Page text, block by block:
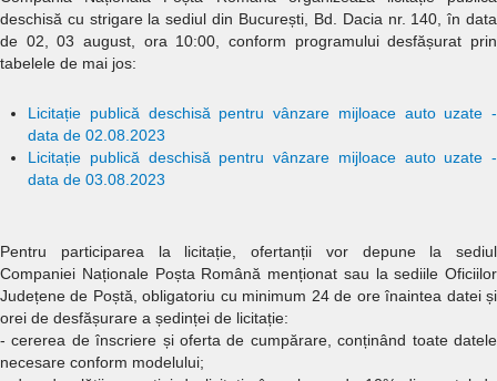
deschisă cu strigare la sediul din București, Bd. Dacia nr. 140, în data
de 02, 03 august, ora 10:00, conform programului desfășurat prin
tabelele de mai jos:
Licitație publică deschisă pentru vânzare mijloace auto uzate -
data de 02.08.2023
Licitație publică deschisă pentru vânzare mijloace auto uzate -
data de 03.08.2023
Pentru participarea la licitație, ofertanții vor depune la sediul
Companiei Naționale Poșta Română menționat sau la sediile Oficiilor
Județene de Poștă, obligatoriu cu minimum 24 de ore înaintea datei și
orei de desfășurare a ședinței de licitație:
- cererea de înscriere și oferta de cumpărare, conținând toate datele
necesare conform modelului;